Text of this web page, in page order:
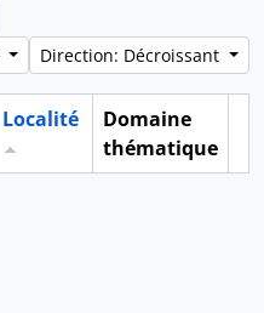
Direction: Décroissant
Localité
Domaine
thématique